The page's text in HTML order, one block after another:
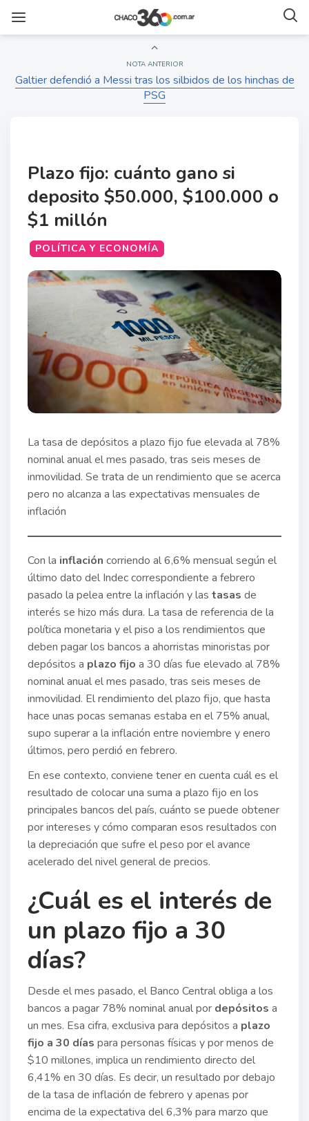
NOTA ANTERIOR
Galtier defendió a Messi tras los silbidos de los hinchas de
PSG
Plazo fijo: cuánto gano si
deposito $50.000, $100.000 o
$1 millón
POLÍTICA Y ECONOMÍA
La tasa de depósitos a plazo fijo fue elevada al 78%
nominal anual el mes pasado, tras seis meses de
inmovilidad. Se trata de un rendimiento que se acerca
pero no alcanza a las expectativas mensuales de
inflación
Con la inflación corriendo al 6,6% mensual según el
último dato del Indec correspondiente a febrero
pasado la pelea entre la inflación y las tasas de
interés se hizo más dura. La tasa de referencia de la
política monetaria y el piso a los rendimientos que
deben pagar los bancos a ahorristas minoristas por
depósitos a plazo fijo a 30 días fue elevado al 78%
nominal anual el mes pasado, tras seis meses de
inmovilidad. El rendimiento del plazo fijo, que hasta
hace unas pocas semanas estaba en el 75% anual,
supo superar a la inflación entre noviembre y enero
últimos, pero perdió en febrero.
En ese contexto, conviene tener en cuenta cuál es el
resultado de colocar una suma a plazo fijo en los
principales bancos del país, cuánto se puede obtener
por intereses y cómo comparan esos resultados con
la depreciación que sufre el peso por el avance
acelerado del nivel general de precios.
¿Cuál es el interés de
un plazo fijo a 30
días?
Desde el mes pasado, el Banco Central obliga a los
bancos a pagar 78% nominal anual por depósitos a
un mes. Esa cifra, exclusiva para depósitos a plazo
fijo a 30 días para personas físicas y por menos de
$10 millones, implica un rendimiento directo del
6,41% en 30 días. Es decir, un resultado por debajo
de la tasa de inflación de febrero y apenas por
encima de la expectativa del 6,3% para marzo que